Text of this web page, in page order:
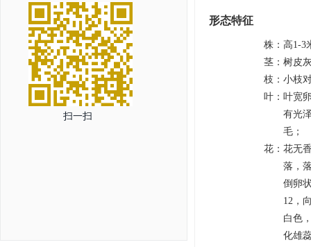
扫一扫
形态特征
株 ： 高1-3
茎 ： 树皮
枝 ： 小枝
叶 ： 叶宽
有光
毛；
花 ： 花无
落，
倒卵
12，
白色
化雄